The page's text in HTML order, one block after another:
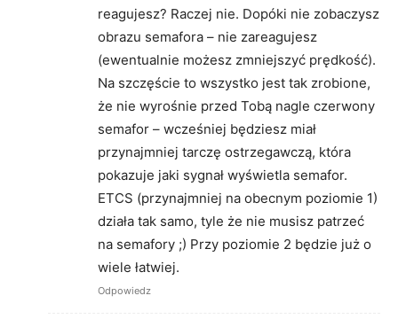
reagujesz? Raczej nie. Dopóki nie zobaczysz
obrazu semafora – nie zareagujesz
(ewentualnie możesz zmniejszyć prędkość).
Na szczęście to wszystko jest tak zrobione,
że nie wyrośnie przed Tobą nagle czerwony
semafor – wcześniej będziesz miał
przynajmniej tarczę ostrzegawczą, która
pokazuje jaki sygnał wyświetla semafor.
ETCS (przynajmniej na obecnym poziomie 1)
działa tak samo, tyle że nie musisz patrzeć
na semafory ;) Przy poziomie 2 będzie już o
wiele łatwiej.
Odpowiedz